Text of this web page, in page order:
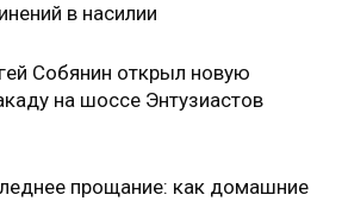
в насилии
Собянин открыл новую
на шоссе Энтузиастов
прощание: как домашние